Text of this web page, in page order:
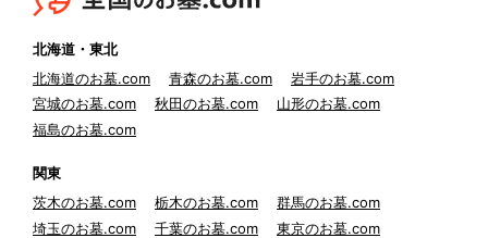
北海道・東北
北海道のお墓.com
青森のお墓.com
岩手のお墓.com
宮城のお墓.com
秋田のお墓.com
山形のお墓.com
福島のお墓.com
関東
茨木のお墓.com
栃木のお墓.com
群馬のお墓.com
埼玉のお墓.com
千葉のお墓.com
東京のお墓.com